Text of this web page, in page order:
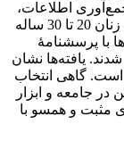
اطلاعات،
کتابخانه‌ای و میدانی است. جامعۀ آماری شامل زنان 20 تا 30 ساله
نفر است. داده‌ها با پرسشنامۀ
یافته‌ها نشان
است. گاهی انتخاب
جامعه و ابزار
مثبت و همسو با